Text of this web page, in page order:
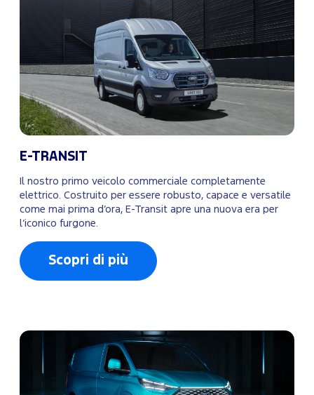
E-TRANSIT
Il nostro primo veicolo commerciale completamente
elettrico. Costruito per essere robusto, capace e versatile
come mai prima d’ora, E-Transit apre una nuova era per
l’iconico furgone.
Scopri di più